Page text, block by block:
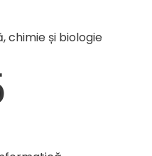
chimie și biologie